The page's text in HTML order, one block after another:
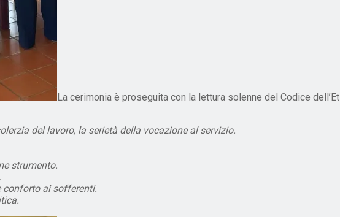
La cerimonia è proseguita con la lettura solenne del Codice
del lavoro, la serietà della vocazione al servizio.
strumento.
conforto ai sofferenti.